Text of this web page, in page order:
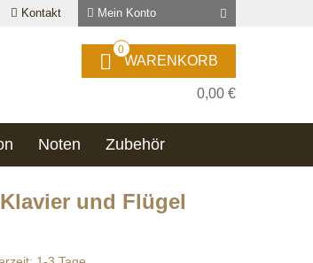
Kontakt Mein Konto
WARENKORB
0
0,00 €
Noten Zubehör
und Flügel